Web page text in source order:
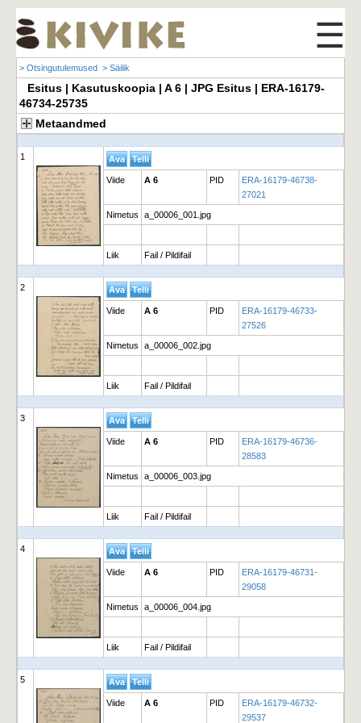
☰
> Otsingutulemused > Säilik
Esitus | Kasutuskoopia | A 6 | JPG Esitus | ERA-16179-
46734-25735
Metaandmed
1
Viide A 6 PID
ERA-16179-46738-
27021
Nimetus a_00006_001.jpg
Liik Fail / Pildifail
2
Viide A 6 PID
ERA-16179-46733-
27526
Nimetus a_00006_002.jpg
Liik Fail / Pildifail
3
Viide A 6 PID
ERA-16179-46736-
28583
Nimetus a_00006_003.jpg
Liik Fail / Pildifail
4
Viide A 6 PID
ERA-16179-46731-
29058
Nimetus a_00006_004.jpg
Liik Fail / Pildifail
5
Viide A 6 PID
ERA-16179-46732-
29537